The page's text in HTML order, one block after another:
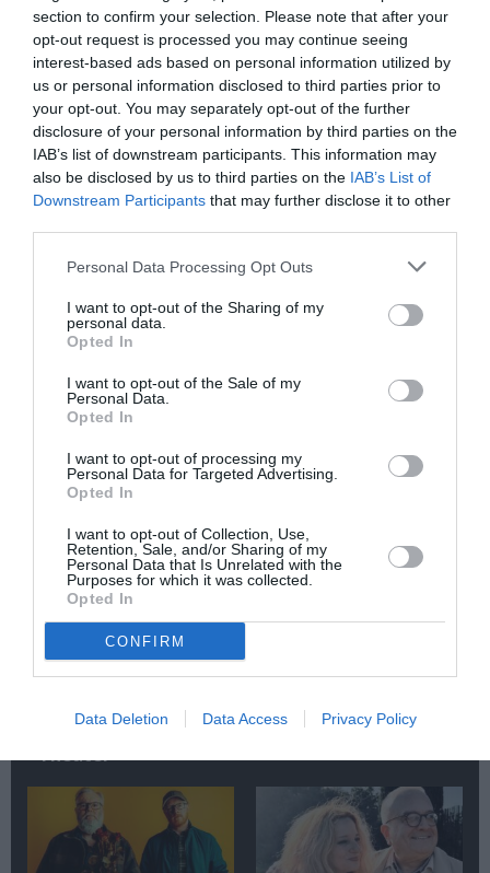
section to confirm your selection. Please note that after your
opt-out request is processed you may continue seeing
interest-based ads based on personal information utilized by
us or personal information disclosed to third parties prior to
your opt-out. You may separately opt-out of the further
disclosure of your personal information by third parties on the
IAB’s list of downstream participants. This information may
also be disclosed by us to third parties on the IAB’s List of
Downstream Participants that may further disclose it to other
Personal Data Processing Opt Outs
I want to opt-out of the Sharing of my
personal data.
Opted In
I want to opt-out of the Sale of my
Personal Data.
Opted In
I want to opt-out of processing my
Personal Data for Targeted Advertising.
Opted In
I want to opt-out of Collection, Use,
Retention, Sale, and/or Sharing of my
Personal Data that Is Unrelated with the
Purposes for which it was collected.
Opted In
CONFIRM
Data Deletion Data Access Privacy Policy
Tags
JAZZ - BLUES - ETHNIC
ΜΕΓΑΡΟ ΜΟΥΣΙΚΗΣ ΑΘΗΝΩΝ
ΣΥΝΑΥΛΙΕΣ 2022
Newsletter
Κάθε βδομάδα στο e-mail σας τα τελευταία νέα για
Σχετικά Άρθρα
Mania The Abba
μοναδική συναυλία
Theater
The Magician’s
Heep στο Floyd